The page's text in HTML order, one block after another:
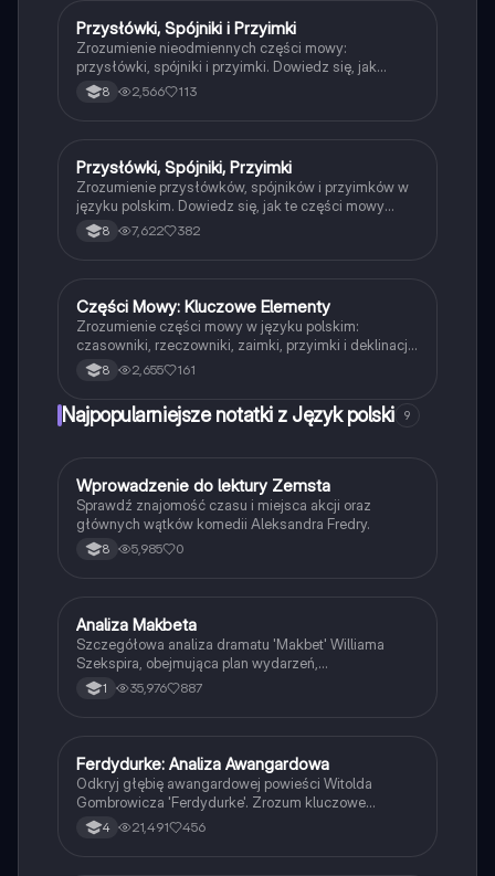
Język polski
Przysłówki, Spójniki i Przyimki
Zrozumienie nieodmiennych części mowy:
przysłówki, spójniki i przyimki. Dowiedz się, jak
przysłówki określają czas, miejsce i sposób
czynności, oraz jak stopniować przysłówki. Poznaj
przygotowujących się do egzaminów.
8 2,566 113
Język polski
Przysłówki, Spójniki, Przyimki
Zrozumienie przysłówków, spójników i przyimków w
języku polskim. Dowiedz się, jak te części mowy
wpływają na zdania, ich funkcje oraz podział. Idealne
dla uczniów przygotowujących się do egzaminów.
8 7,622 382
Język polski
Części Mowy: Kluczowe Elementy
Zrozumienie części mowy w języku polskim:
czasowniki, rzeczowniki, zaimki, przyimki i deklinacja.
Przykłady i wyjaśnienia dla lepszego przyswojenia
materiału. Idealne dla uczniów przygotowujących się
do egzaminów.
8 2,655 161
Najpopularniejsze notatki z Język polski 9
WJęzyk polski
Wprowadzenie do lektury Zemsta
Sprawdź znajomość czasu i miejsca akcji oraz
głównych wątków komedii Aleksandra Fredry.
8 5,985 0
Język polski
Analiza Makbeta
Szczegółowa analiza dramatu 'Makbet' Williama
Szekspira, obejmująca plan wydarzeń,
charakterystykę bohaterów, kluczowe motywy oraz
kontekst historyczny. Idealne dla studentów literatury
utworze.
1 35,976 887
Język polski
Ferdydurke: Analiza Awangardowa
Odkryj głębię awangardowej powieści Witolda
Gombrowicza 'Ferdydurke'. Zrozum kluczowe
motywy, takie jak tożsamość, niedojrzałość i rola
szkoły w kształtowaniu jednostki. Poznaj bohaterów,
4 21,491 456